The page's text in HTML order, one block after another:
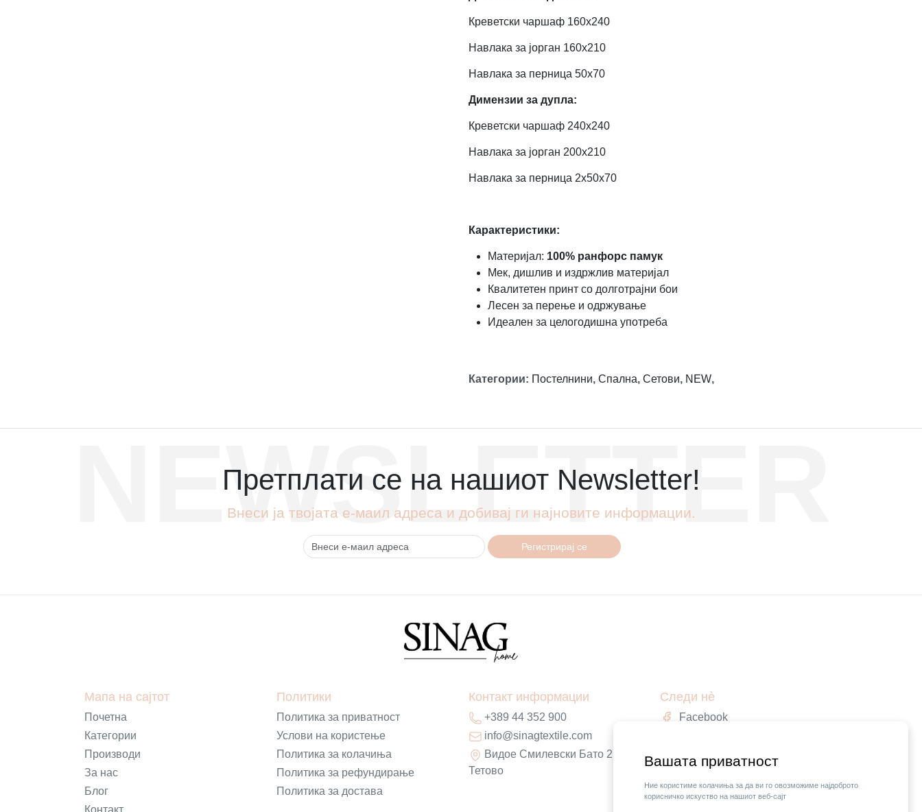
Вашата приватност
Ние користиме колачиња за да ви го овозможиме најдоброто
корисничко искуство на нашиот веб-сајт
Креветски чаршаф 160х240
Навлака за јорган 160х210
Навлака за перница 50х70
Димензии за дупла:
Креветски чаршаф 240х240
Навлака за јорган 200х210
Навлака за перница 2x50х70
Карактеристики:
Материјал: 100% ранфорс памук
Мек, дишлив и издржлив материјал
Квалитетен принт со долготрајни бои
Лесен за перење и одржување
Идеален за целогодишна употреба
Категории: Постелнини, Спална, Сетови, NEW,
NEWSLETTER
Претплати се на нашиот Newsletter!
Внеси ја твојата е-маил адреса и добивај ги најновите информации.
Регистрирај се
Мапа на сајтот
Почетна
Категории
Производи
За нас
Блог
Контакт
Политики
Политика за приватност
Услови на користење
Политика за колачиња
Политика за рефундирање
Политика за достава
Контакт информации
+389 44 352 900
info@sinagtextile.com
Видое Смилевски Бато 2,
Тетово
Следи нè
Facebook